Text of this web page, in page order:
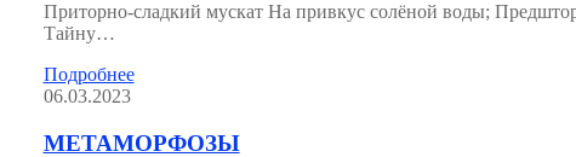
Приторно-сладкий мускат На привкус солёной воды;
Тайну…
Подробнее
06.03.2023
МЕТАМОРФОЗЫ